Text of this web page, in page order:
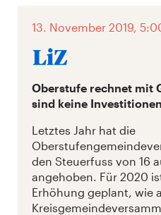
13. November 2019,
Oberstufe rechnet mit
sind keine
Letztes Jahr hat die
den Steuerfuss von 16
angehoben. Für 2020
Erhöhung geplant, wie